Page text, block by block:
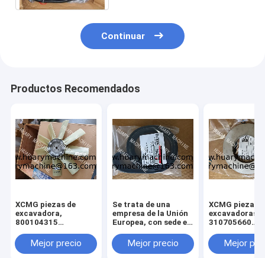
Continuar
Productos Recomendados
XCMG piezas de
excavadora,
800104315
xcmg xe 130 xe 150
Mejor precio
Se trata de una
empresa de la Unión
Europea, con sede en
Mejor precio
XCMG piezas
excavadoras,
310705660
3299000666
329900710
Mejor